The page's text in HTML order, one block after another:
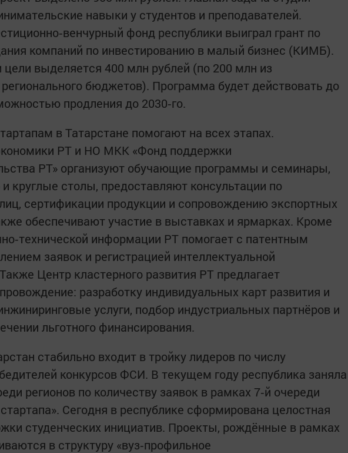
навыки у студентов и преподавателей.
фонд республики выиграл грант по
компаний по инвестированию в малый бизнес (КИМБ).
цели выделяется 400 млн рублей (по 200 млн из
бюджетов). Программа будет действовать до
продления до 2030‑го.
в Татарстане помогают на всех этапах.
РТ и НО МКК «Фонд поддержки
РТ» организуют обучающие программы и семинары,
круглые столы, предоставляют консультации по
сертификации продукции и сопровождению экспортных
обеспечивают участие в выставках и ярмарках. Кроме
информации РТ помогает с патентным
заявок и регистрацией интеллектуальной
Центр кластерного развития РТ предлагает
разработку индивидуальных карт развития и
услуги, подбор индустриальных партнёров и
льготного финансирования.
стабильно входит в тройку лидеров по числу
конкурсов ФСИ. В текущем году республика заняла
регионов по количеству заявок в рамках 7‑й очереди
Сегодня в республике сформирована целостная
студенческих инициатив. Проекты, рождённые в рамках
в структуру «вуз‑профильное